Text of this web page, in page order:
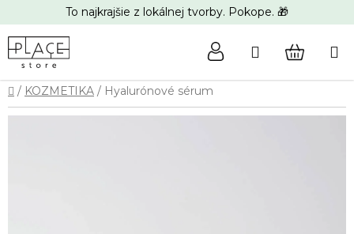
na
obsah
To najkrajšie z lokálnej tvorby. Pokope. 🎁
Hľadať
Domov
/ KOZMETIKA / Hyalurónové sérum